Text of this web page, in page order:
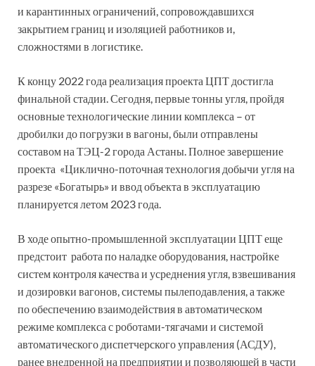
и карантинных ограничений, сопровождавшихся
закрытием границ и изоляцией работников и,
сложностями в логистике.
К концу 2022 года реализация проекта ЦПТ достигла
финальной стадии. Сегодня, первые тонны угля, пройдя
основные технологические линии комплекса – от
дробилки до погрузки в вагоны, были отправлены
составом на ТЭЦ-2 города Астаны. Полное завершение
проекта «Циклично-поточная технология добычи угля на
разрезе «Богатырь» и ввод объекта в эксплуатацию
планируется летом 2023 года.
В ходе опытно-промышленной эксплуатации ЦПТ еще
предстоит работа по наладке оборудования, настройке
систем контроля качества и усреднения угля, взвешивания
и дозировки вагонов, системы пылеподавления, а также
по обеспечению взаимодействия в автоматическом
режиме комплекса с роботами-тягачами и системой
автоматического диспетчерского управления (АСДУ),
ранее внедренной на предприятии и позволяющей в части